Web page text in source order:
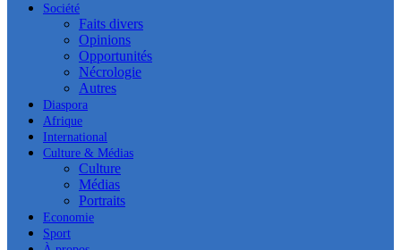
Société
Faits divers
Opinions
Opportunités
Nécrologie
Autres
Diaspora
Afrique
International
Culture & Médias
Culture
Médias
Portraits
Economie
Sport